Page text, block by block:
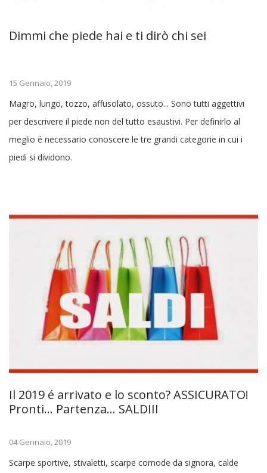
Dimmi che piede hai e ti dirò chi sei
15 Gennaio, 2019
Magro, lungo, tozzo, affusolato, ossuto... Sono tutti aggettivi
per descrivere il piede non del tutto esaustivi. Per definirlo al
meglio é necessario conoscere le tre grandi categorie in cui i
piedi si dividono.
Il 2019 é arrivato e lo sconto? ASSICURATO!
Pronti… Partenza… SALDIII
04 Gennaio, 2019
Scarpe sportive, stivaletti, scarpe comode da signora, calde